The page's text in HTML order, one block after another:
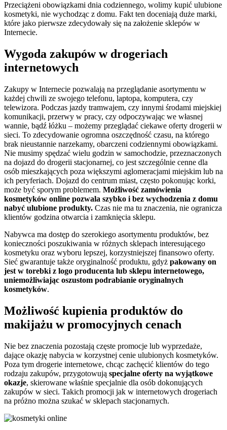
Przeciążeni obowiązkami dnia codziennego, wolimy kupić ulubione
kosmetyki, nie wychodząc z domu. Fakt ten doceniają duże marki,
które jako pierwsze zdecydowały się na założenie sklepów w
Internecie.
Wygoda zakupów w drogeriach
internetowych
Zakupy w Internecie pozwalają na przeglądanie asortymentu w
każdej chwili ze swojego telefonu, laptopa, komputera, czy
telewizora. Podczas jazdy tramwajem, czy innymi środami miejskiej
komunikacji, przerwy w pracy, czy odpoczywając we własnej
wannie, bądź łóżku – możemy przeglądać ciekawe oferty drogerii w
sieci. To zdecydowanie ogromna oszczędność czasu, na którego
brak nieustannie narzekamy, obarczeni codziennymi obowiązkami.
Nie musimy spędzać wielu godzin w samochodzie, przeznaczonych
na dojazd do drogerii stacjonarnej, co jest szczególnie cenne dla
osób mieszkających poza większymi aglomeracjami miejskim lub na
ich peryferiach. Dojazd do centrum miast, często pokonując korki,
może być sporym problemem. Możliwość zamówienia
kosmetyków online pozwala szybko i bez wychodzenia z domu
nabyć ulubione produkty. Czas nie ma tu znaczenia, nie ogranicza
klientów godzina otwarcia i zamknięcia sklepu.
Nabywca ma dostęp do szerokiego asortymentu produktów, bez
konieczności poszukiwania w różnych sklepach interesującego
kosmetyku oraz wyboru lepszej, korzystniejszej finansowo oferty.
Sieć gwarantuje także oryginalność produktu, gdyż pakowany on
jest w torebki z logo producenta lub sklepu internetowego,
uniemożliwiając oszustom podrabianie oryginalnych
kosmetyków.
Możliwość kupienia produktów do
makijażu w promocyjnych cenach
Nie bez znaczenia pozostają częste promocje lub wyprzedaże,
dające okazję nabycia w korzystnej cenie ulubionych kosmetyków.
Poza tym drogerie internetowe, chcąc zachęcić klientów do tego
rodzaju zakupów, przygotowują specjalne oferty na wyjątkowe
okazje, skierowane właśnie specjalnie dla osób dokonujących
zakupów w sieci. Takich promocji jak w internetowych drogeriach
na próżno można szukać w sklepach stacjonarnych.